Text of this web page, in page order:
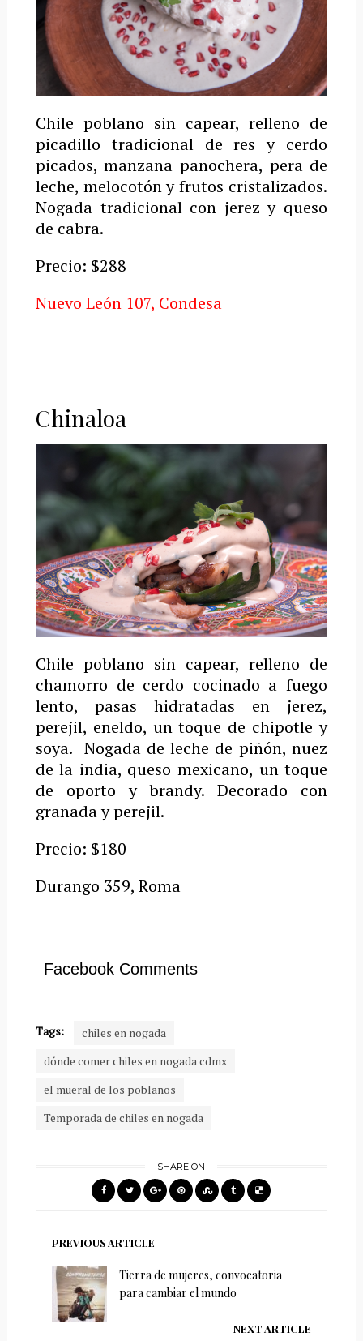
Chile poblano sin capear, relleno de
picadillo tradicional de res y cerdo
picados, manzana panochera, pera de
leche, melocotón y frutos cristalizados.
Nogada tradicional con jerez y queso
de cabra.
Precio: $288
Nuevo León 107, Condesa
Chinaloa
Chile poblano sin capear, relleno de
chamorro de cerdo cocinado a fuego
lento, pasas hidratadas en jerez,
perejil, eneldo, un toque de chipotle y
soya. Nogada de leche de piñón, nuez
de la india, queso mexicano, un toque
de oporto y brandy. Decorado con
granada y perejil.
Precio: $180
Durango 359, Roma
Facebook Comments
Tags:
chiles en nogada
dónde comer chiles en nogada cdmx
el mueral de los poblanos
Temporada de chiles en nogada
SHARE ON
PREVIOUS ARTICLE
Tierra de mujeres, convocatoria
para cambiar el mundo
NEXT ARTICLE